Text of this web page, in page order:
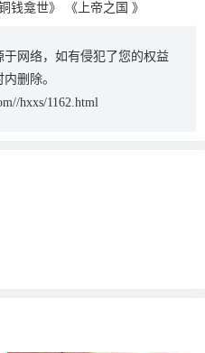
铜钱龛世》 《上帝之国 》
网络，如有侵犯了您的权益
删除。
hxxs/1162.html